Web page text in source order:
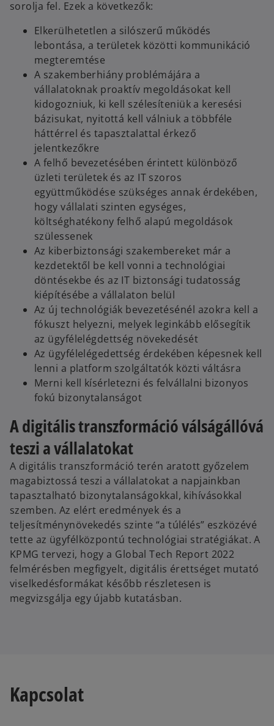
sorolja fel. Ezek a következők:
Elkerülhetetlen a silószerű működés
lebontása, a területek közötti kommunikáció
megteremtése
A szakemberhiány problémájára a
vállalatoknak proaktív megoldásokat kell
kidogozniuk, ki kell szélesíteniük a keresési
bázisukat, nyitottá kell válniuk a többféle
háttérrel és tapasztalattal érkező
jelentkezőkre
A felhő bevezetésében érintett különböző
üzleti területek és az IT szoros
együttműködése szükséges annak érdekében,
hogy vállalati szinten egységes,
költséghatékony felhő alapú megoldások
szülessenek
Az kiberbiztonsági szakembereket már a
kezdetektől be kell vonni a technológiai
döntésekbe és az IT biztonsági tudatosság
kiépítésébe a vállalaton belül
Az új technológiák bevezetésénél azokra kell a
fókuszt helyezni, melyek leginkább elősegítik
az ügyfélelégdettség növekedését
Az ügyfélelégedettség érdekében képesnek kell
lenni a platform szolgáltatók közti váltásra
Merni kell kísérletezni és felvállalni bizonyos
fokú bizonytalanságot
A digitális transzformáció válságállóvá
teszi a vállalatokat
A digitális transzformáció terén aratott győzelem
magabiztossá teszi a vállalatokat a napjainkban
tapasztalható bizonytalanságokkal, kihívásokkal
szemben. Az elért eredmények és a
teljesítménynövekedés szinte “a túlélés” eszközévé
tette az ügyfélközpontú technológiai stratégiákat. A
KPMG tervezi, hogy a Global Tech Report 2022
felmérésben megfigyelt, digitális érettséget mutató
viselkedésformákat később részletesen is
megvizsgálja egy újabb kutatásban.
Kapcsolat